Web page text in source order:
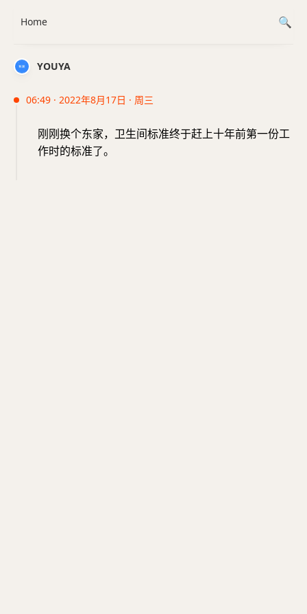
YOUYA
06:49 · 2022年8月17日 · 周三
刚刚换个东家，卫生间标准终于赶上十年前第一份工
作时的标准了。
Home